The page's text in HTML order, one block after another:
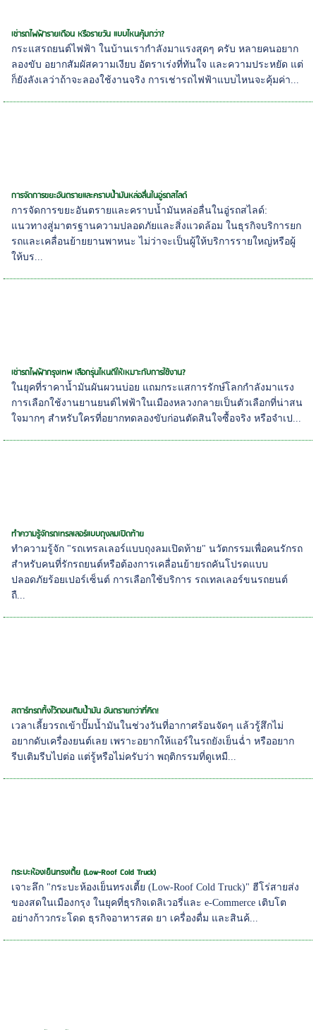
เช่ารถไฟฟ้ารายเดือน หรือรายวัน แบบไหนคุ้มกว่า?
กระแสรถยนต์ไฟฟ้า ในบ้านเรากำลังมาแรงสุดๆ ครับ หลายคนอยาก
ลองขับ อยากสัมผัสความเงียบ อัตราเร่งที่ทันใจ และความประหยัด แต่
ก็ยังลังเลว่าถ้าจะลองใช้งานจริง การเช่ารถไฟฟ้าแบบไหนจะคุ้มค่า...
การจัดการขยะอันตรายและคราบน้ำมันหล่อลื่นในอู่รถสไลด์
การจัดการขยะอันตรายและคราบน้ำมันหล่อลื่นในอู่รถสไลด์:
แนวทางสู่มาตรฐานความปลอดภัยและสิ่งแวดล้อม ในธุรกิจบริการยก
รถและเคลื่อนย้ายยานพาหนะ ไม่ว่าจะเป็นผู้ให้บริการรายใหญ่หรือผู้
ให้บร...
เช่ารถไฟฟ้ากรุงเทพ เลือกรุ่นไหนดีให้เหมาะกับการใช้งาน?
ในยุคที่ราคาน้ำมันผันผวนบ่อย แถมกระแสการรักษ์โลกกำลังมาแรง
การเลือกใช้งานยานยนต์ไฟฟ้าในเมืองหลวงกลายเป็นตัวเลือกที่น่าสน
ใจมากๆ สำหรับใครที่อยากทดลองขับก่อนตัดสินใจซื้อจริง หรือจำเป...
ทำความรู้จักรถเทรลเลอร์แบบถุงลมเปิดท้าย
ทำความรู้จัก "รถเทรลเลอร์แบบถุงลมเปิดท้าย" นวัตกรรมเพื่อคนรักรถ
สำหรับคนที่รักรถยนต์หรือต้องการเคลื่อนย้ายรถคันโปรดแบบ
ปลอดภัยร้อยเปอร์เซ็นต์ การเลือกใช้บริการ รถเทลเลอร์ขนรถยนต์
ถื...
สตาร์ทรถทิ้งไว้ตอนเติมน้ำมัน อันตรายกว่าที่คิด!
เวลาเลี้ยวรถเข้าปั๊มน้ำมันในช่วงวันที่อากาศร้อนจัดๆ แล้วรู้สึกไม่
อยากดับเครื่องยนต์เลย เพราะอยากให้แอร์ในรถยังเย็นฉ่ำ หรืออยาก
รีบเติมรีบไปต่อ แต่รู้หรือไม่ครับว่า พฤติกรรมที่ดูเหมื...
กระบะห้องเย็นทรงเตี้ย (Low-Roof Cold Truck)
เจาะลึก "กระบะห้องเย็นทรงเตี้ย (Low-Roof Cold Truck)" ฮีโร่สายส่ง
ของสดในเมืองกรุง ในยุคที่ธุรกิจเดลิเวอรี่และ e-Commerce เติบโต
อย่างก้าวกระโดด ธุรกิจอาหารสด ยา เครื่องดื่ม และสินค้...